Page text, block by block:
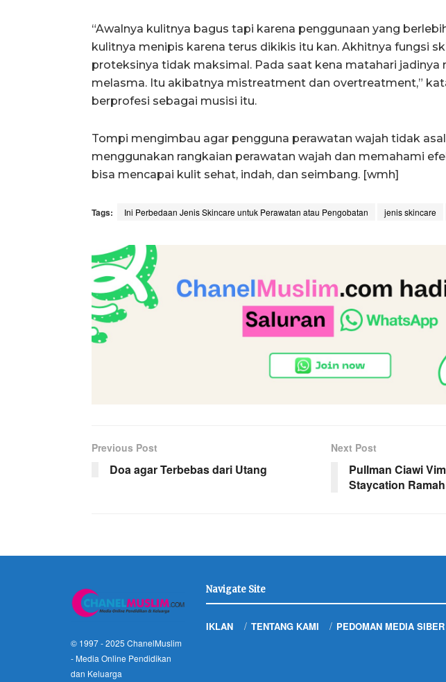
“Awalnya kulitnya bagus tapi karena penggunaan yang
kulitnya menipis karena terus dikikis itu kan. Akhitnya fungsi
proteksinya tidak maksimal. Pada saat kena matahari jadinya
melasma. Itu akibatnya mistreatment dan overtreatment,”
berprofesi sebagai musisi itu.
Tompi mengimbau agar pengguna perawatan wajah tidak
menggunakan rangkaian perawatan wajah dan memahami
bisa mencapai kulit sehat, indah, dan seimbang. [wmh]
Tags: Ini Perbedaan Jenis Skincare untuk Perawatan atau Pengobatan jenis skincare
Previous Post
Doa agar Terbebas dari Utang
Next Post
Pullman Ciawi
Staycation
© 1997 - 2025 ChanelMuslim
- Media Online Pendidikan
dan Keluarga
Navigate Site
IKLAN TENTANG KAMI PEDOMAN MEDIA SIBER